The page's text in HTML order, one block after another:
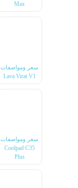
Max
سعر ومواصفات
Lava Virat V1
سعر ومواصفات
Coolpad C35
Plus